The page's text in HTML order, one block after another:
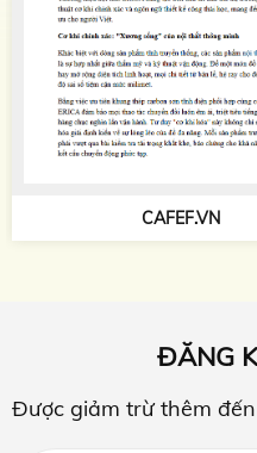
LAODONG.VN
ĐĂNG
Được giảm trừ thêm đến